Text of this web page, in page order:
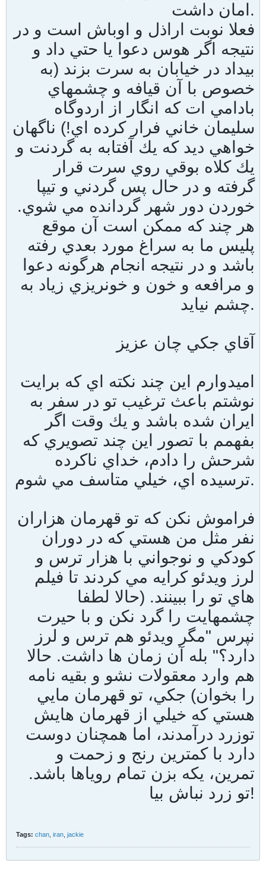
امان داشت.
فعلا نوبت اراذل و اوباش است و در
نتيجه اگر هوس دعوا يا حتي داد و
بيداد در خيابان به سرت بزند (به
خصوص با آن قيافه و چشمهاي
بادامي ات كه انگار از اردوگاه
سليمان خاني فرار كرده اي!) ناگهان
خواهي ديد كه يك آفتابه به گردنت و
يك كلاه بوقي روي سرت قرار
گرفته و در حال پس گردني و تيپا
خوردن دور شهر گردانده مي شوي.
هر چند كه ممكن است آن موقع
پليس ما به سراغ مورد بعدي رفته
باشد و در نتيجه انجام هرگونه دعوا
و مرافعه و خون و خونريزي زياد به
چشم نيايد.
آقاي جكي چان عزيز
اميدوارم اين چند نكته اي كه برايت
نوشتم باعث ترغيب تو در سفر به
ايران شده باشد و يك وقت اگر
بفهمم با تصور اين چند تصويري كه
شرحش را دادم، خداي ناكرده
ترسيده اي، خيلي متاسف مي شوم.
فراموش نكن كه تو قهرمان هزاران
نفر مثل من هستي كه در دوران
كودكي و نوجواني با هزار ترس و
لرز ويدئو كرايه مي كردند تا فيلم
هاي تو را ببينند. (حالا لطفا
چشمهايت را گرد نكن و با حيرت
نپرس "مگر ويدئو هم ترس و لرز
دارد؟" بله آن زمان ها داشت. حالا
هم وارد معقولات نشو و بقيه نامه
را بخوان) جكي، تو قهرمان مايي
هستي كه خيلي از قهرمان هايش
توزرد درآمدند، اما همچنان دوست
دارد با كمترين رنج و زحمت و
تمرين، يكه بزن تمام روياها باشد.
تو زرد نباش بيا!
Tags: chan iran jackie